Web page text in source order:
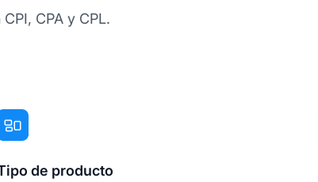
CPA y CPL.
de producto